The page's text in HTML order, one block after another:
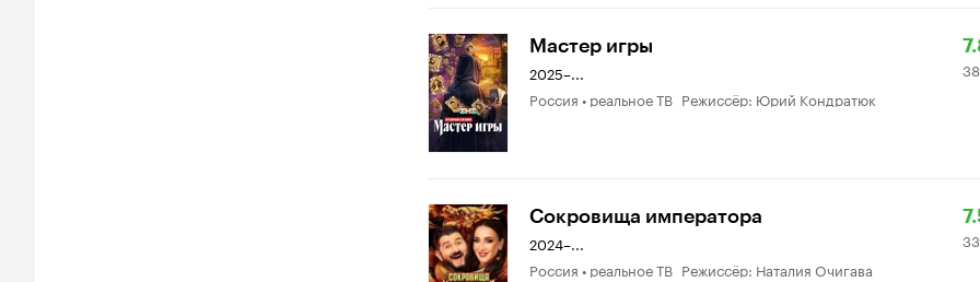
Мастер игры
2025–...
Россия • реальное ТВ Режиссёр: Юрий Кондратюк
Сокровища императора
2024–...
Россия • реальное ТВ Режиссёр: Наталия Очигава